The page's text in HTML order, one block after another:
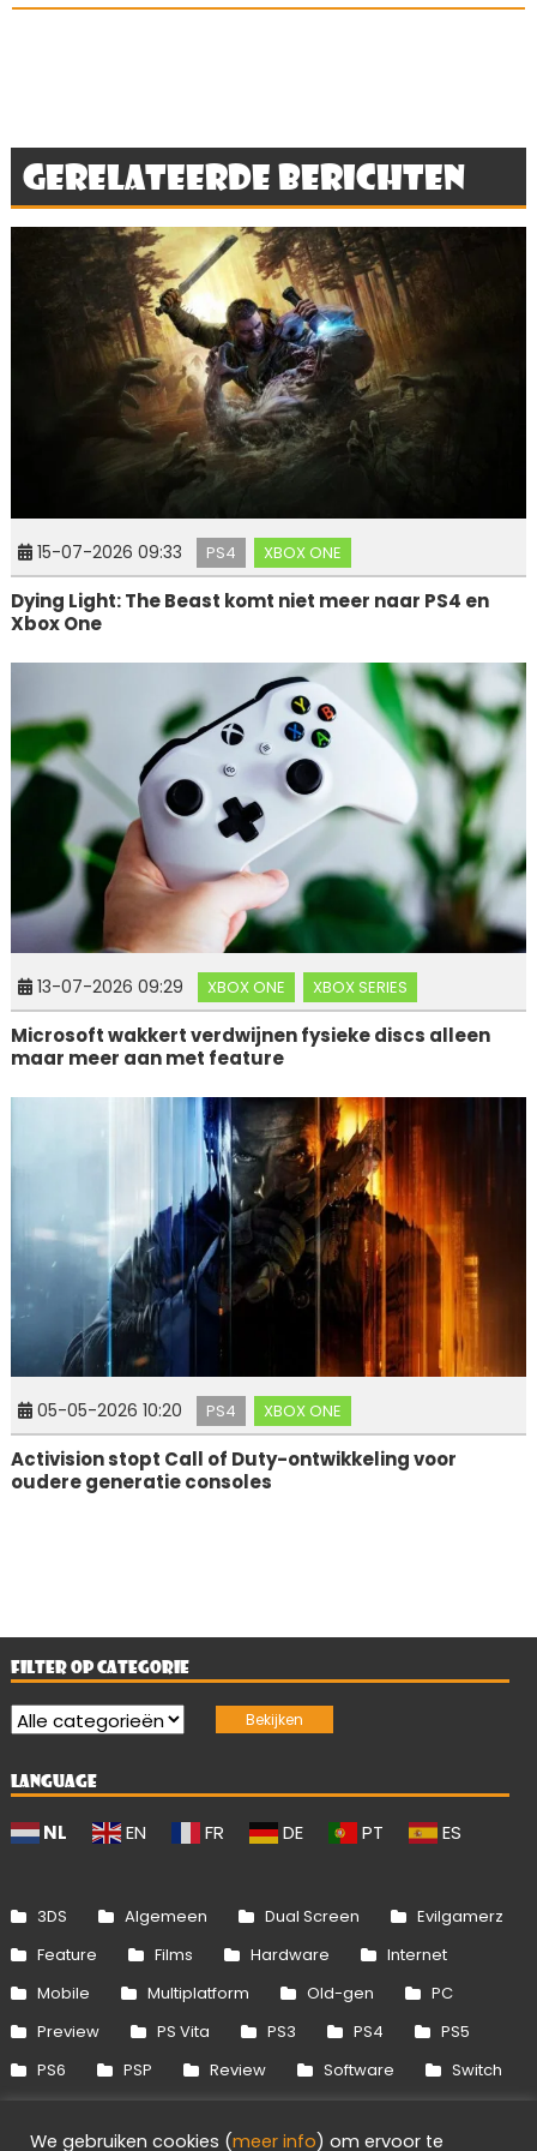
Gerelateerde berichten
15-07-2026 09:33 PS4 XBOX ONE
Dying Light: The Beast komt niet meer naar PS4 en
Xbox One
13-07-2026 09:29 XBOX ONE XBOX SERIES
Microsoft wakkert verdwijnen fysieke discs alleen
maar meer aan met feature
05-05-2026 10:20 PS4 XBOX ONE
Activision stopt Call of Duty-ontwikkeling voor
oudere generatie consoles
FILTER OP CATEGORIE
LANGUAGE
NL EN FR DE PT ES
3DS Algemeen Dual Screen
Evilgamerz
Feature
Films Hardware
Internet
Mobile
Multiplatform Old-gen
PC
Preview
PS Vita PS3 PS4
PS5
PS6
PSP Review Software
Switch
We gebruiken cookies (meer info) om ervoor te